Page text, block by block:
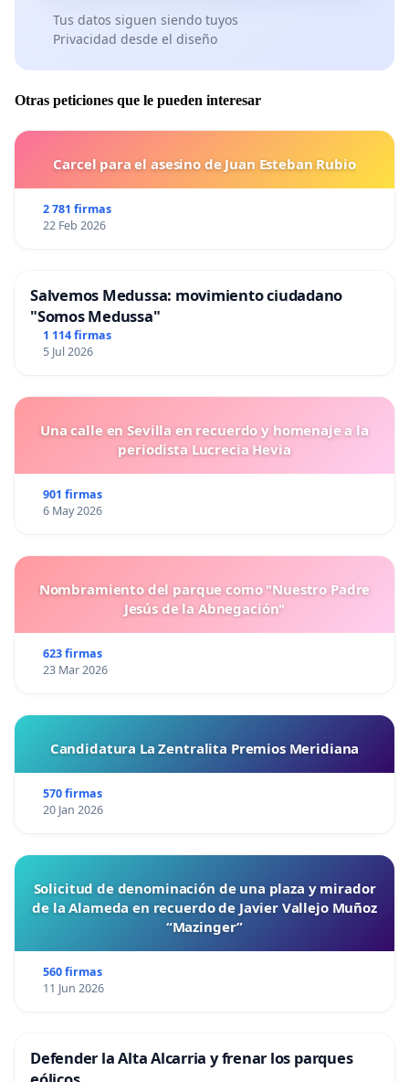
Tus datos siguen siendo tuyos
Privacidad desde el diseño
Otras peticiones que le pueden interesar
Carcel para el asesino de Juan Esteban Rubio
2 781 firmas
22 Feb 2026
Salvemos Medussa: movimiento ciudadano
"Somos Medussa"
1 114 firmas
5 Jul 2026
Una calle en Sevilla en recuerdo y homenaje a la
periodista Lucrecia Hevia
901 firmas
6 May 2026
Nombramiento del parque como "Nuestro Padre
Jesús de la Abnegación"
623 firmas
23 Mar 2026
Candidatura La Zentralita Premios Meridiana
570 firmas
20 Jan 2026
Solicitud de denominación de una plaza y mirador
de la Alameda en recuerdo de Javier Vallejo Muñoz
“Mazinger”
560 firmas
11 Jun 2026
Defender la Alta Alcarria y frenar los parques